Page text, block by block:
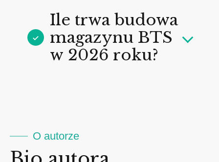
Ile trwa budowa
magazynu BTS
w 2026 roku?
O autorze